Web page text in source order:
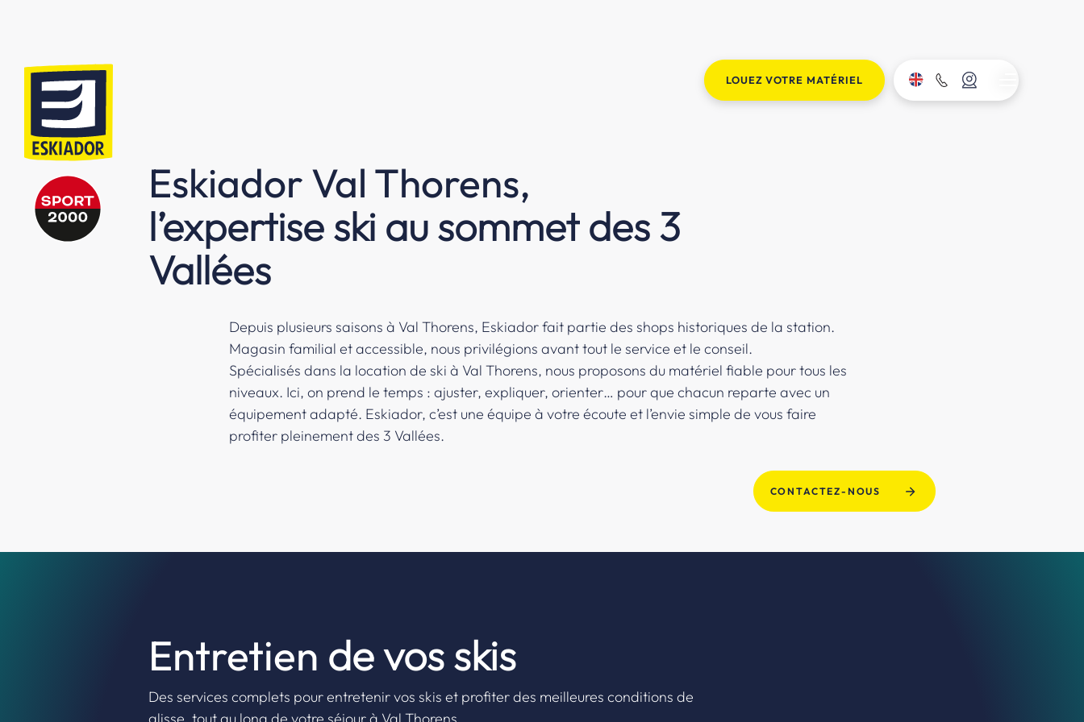
LOUEZ VOTRE MATÉRIEL
Eskiador Val Thorens,
l’expertise ski au sommet des 3
Vallées
Depuis plusieurs saisons à Val Thorens, Eskiador fait partie des shops historiques de la station.
Magasin familial et accessible, nous privilégions avant tout le service et le conseil.
Spécialisés dans la location de ski à Val Thorens, nous proposons du matériel fiable pour tous les
niveaux. Ici, on prend le temps : ajuster, expliquer, orienter… pour que chacun reparte avec un
équipement adapté. Eskiador, c’est une équipe à votre écoute et l’envie simple de vous faire
profiter pleinement des 3 Vallées.
CONTACTEZ-NOUS
Entretien de vos skis
Des services complets pour entretenir vos skis et profiter des meilleures conditions de